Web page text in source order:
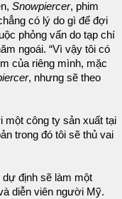
Snowpiercer, phim
có lý do gì để đợi
phỏng vấn do tạp chí
ngoái. “Vì vậy tôi có
của riêng mình, mặc
, nhưng sẽ theo
một công ty sản xuất tại
trong đó tôi sẽ thủ vai
dự định sẽ làm một
diễn viên người Mỹ.